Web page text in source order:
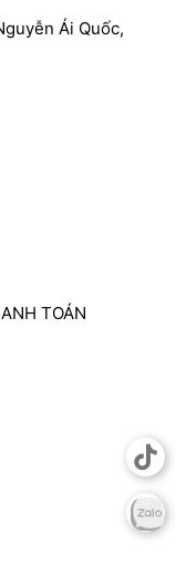
Ái Quốc,
TOÁN